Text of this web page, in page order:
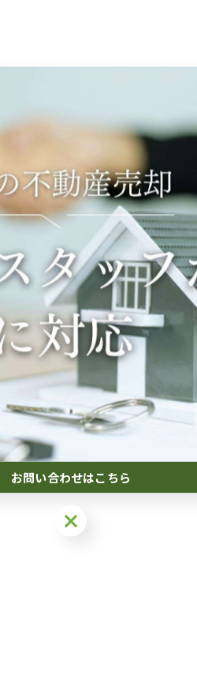
一覧に戻る
お問い合わせはこちら
お問い合わせはこちら